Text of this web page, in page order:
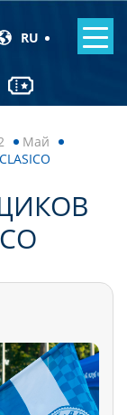
RU
Май